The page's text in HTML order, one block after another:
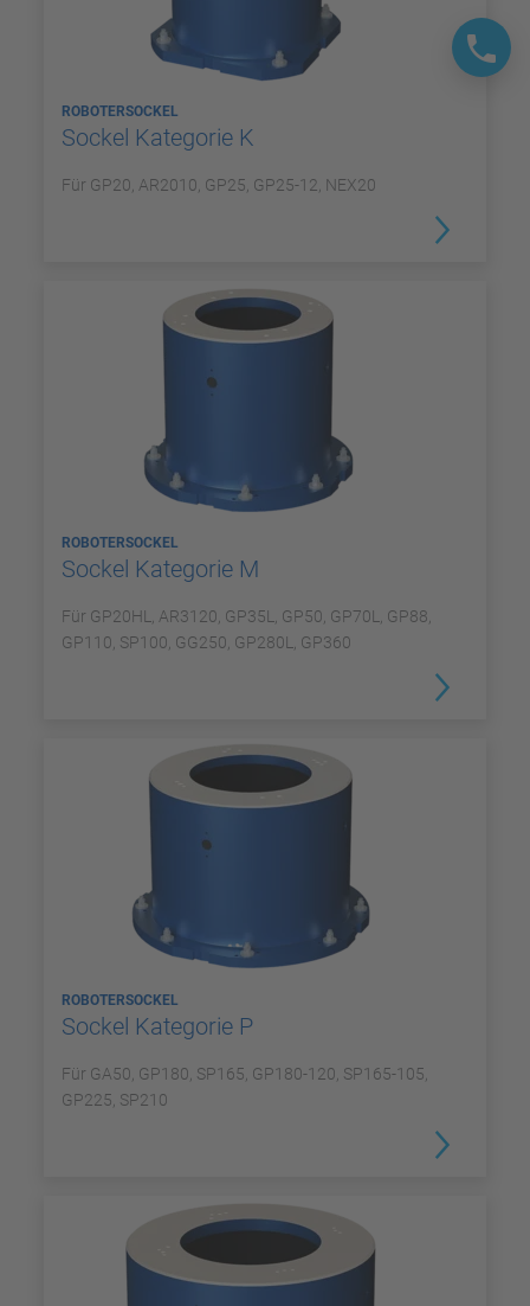
ROBOTERSOCKEL
Sockel Kategorie K
Für GP20, AR2010, GP25, GP25-12, NEX20
ROBOTERSOCKEL
Sockel Kategorie M
Für GP20HL, AR3120, GP35L, GP50, GP70L, GP88,
GP110, SP100, GG250, GP280L, GP360
ROBOTERSOCKEL
Sockel Kategorie P
Für GA50, GP180, SP165, GP180-120, SP165-105,
GP225, SP210